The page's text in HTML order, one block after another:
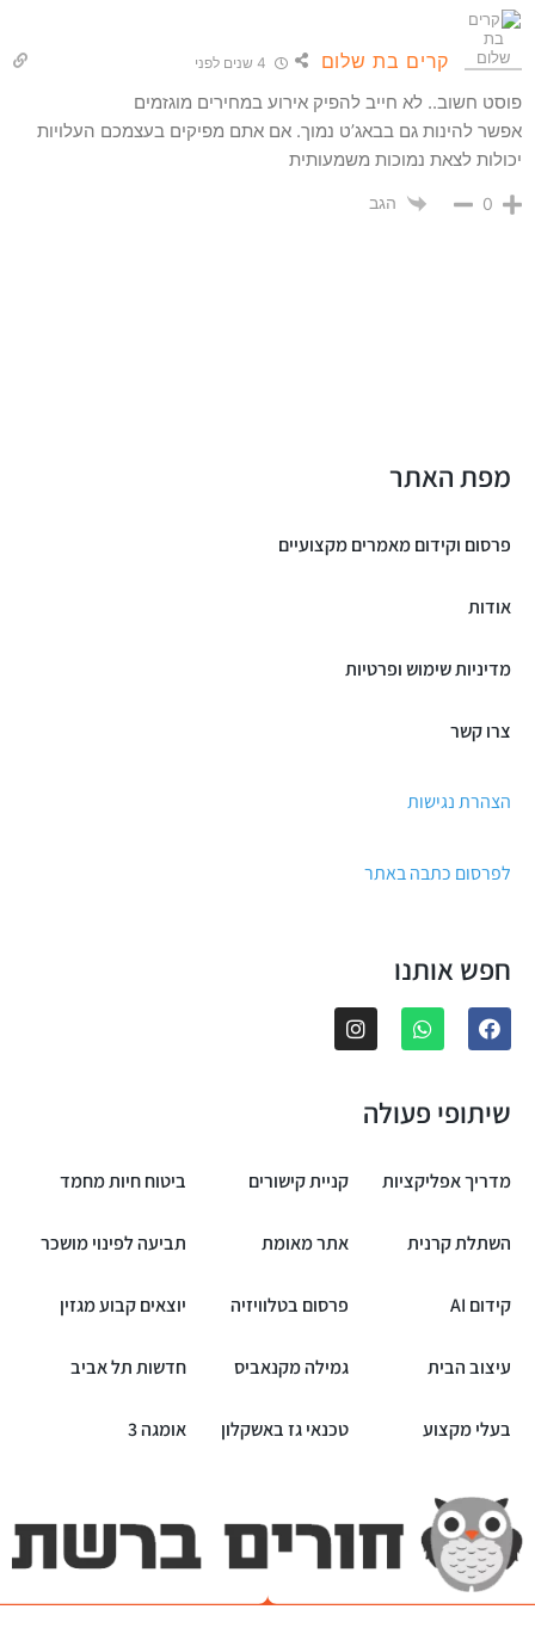
קרים בת שלום 4 שנים לפני
פוסט חשוב.. לא חייב להפיק אירוע במחירים מוגזמים
אפשר להינות גם בבאג’ט נמוך. אם אתם מפיקים בעצמכם העלויות
יכולות לצאת נמוכות משמעותית
0 הגב
מפת האתר
פרסום וקידום מאמרים מקצועיים
אודות
מדיניות שימוש ופרטיות
צרו קשר
הצהרת נגישות
לפרסום כתבה באתר
חפש אותנו
שיתופי פעולה
מדריך אפליקציות קניית קישורים ביטוח חיות מחמד
השתלת קרנית אתר מאומת תביעה לפינוי מושכר
קידום AI פרסום בטלוויזיה יוצאים קבוע מגזין
עיצוב הבית גמילה מקנאביס חדשות תל אביב
בעלי מקצוע טכנאי גז באשקלון אומגה 3